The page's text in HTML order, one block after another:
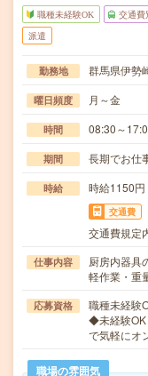
職種未経験OK 交通費
派遣
勤務地 群馬県伊勢
曜日頻度 月～金
時間 08:30～
期間 長期でお仕
時給 時給1150円
交通費
交通費規定
仕事内容
厨房内器具
軽作業・重
応募資格
職種未経験
◆未経験OK
で気軽にオ
職場の雰囲気